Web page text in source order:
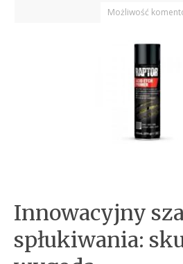
Możliwość
Innowacyjny
spłukiwania: